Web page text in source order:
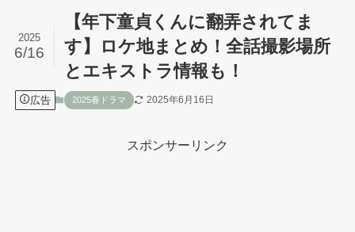
【年下童貞くんに翻弄されてま
す】ロケ地まとめ！全話撮影場所
とエキストラ情報も！
2025
6/16
広告 2025春ドラマ 2025年6月16日
スポンサーリンク